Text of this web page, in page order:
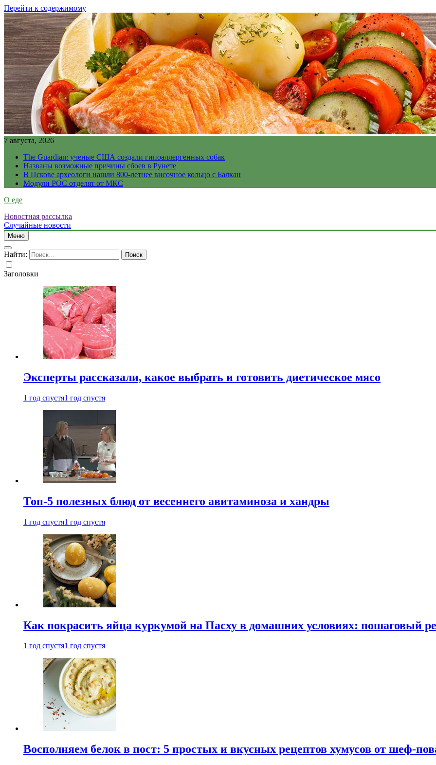
Перейти к содержимому
7 августа, 2026
The Guardian: ученые США создали гипоаллергенных собак
Названы возможные причины сбоев в Рунете
В Пскове археологи нашли 800-летнее височное кольцо с Балкан
Модули РОС отделят от МКС
О еде
Новостная рассылка
Случайные новости
Меню
Найти:
Заголовки
Эксперты рассказали, какое выбрать и готовить диетическое мясо
1 год спустя1 год спустя
Топ-5 полезных блюд от весеннего авитаминоза и хандры
1 год спустя1 год спустя
Как покрасить яйца куркумой на Пасху в домашних условиях: пошаговый
1 год спустя1 год спустя
Восполняем белок в пост: 5 простых и вкусных рецептов хумусов от шеф-